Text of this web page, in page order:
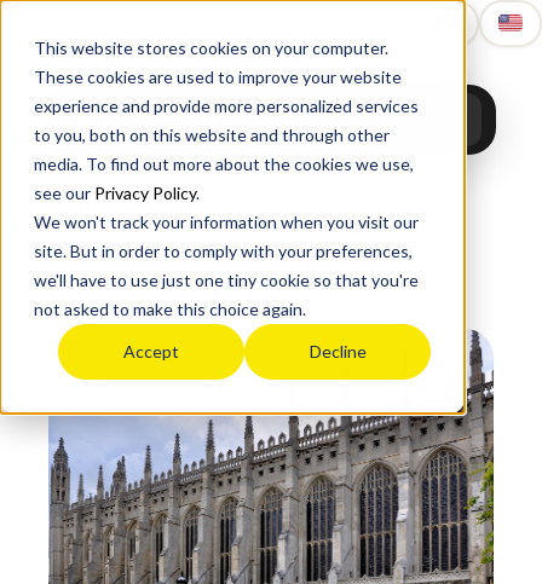
This website stores cookies on your computer.
These cookies are used to improve your website
experience and provide more personalized services
to you, both on this website and through other
media. To find out more about the cookies we use,
see our Privacy Policy.
We won't track your information when you visit our
site. But in order to comply with your preferences,
we'll have to use just one tiny cookie so that you're
not asked to make this choice again.
Accept Decline
UpgradeEducation
King's College London